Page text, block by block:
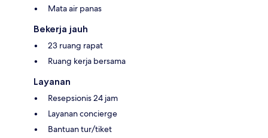
Mata air panas
Bekerja jauh
23 ruang rapat
Ruang kerja bersama
Layanan
Resepsionis 24 jam
Layanan concierge
Bantuan tur/tiket